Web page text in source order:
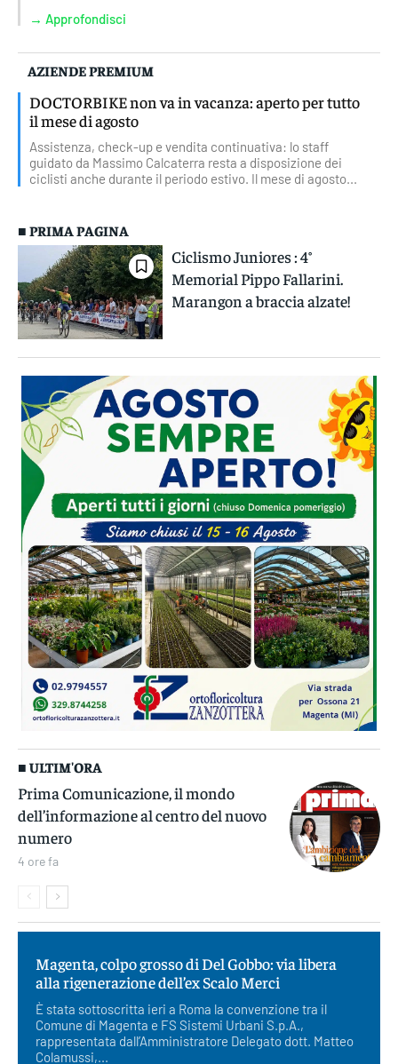
→ Approfondisci
AZIENDE PREMIUM
DOCTORBIKE non va in vacanza: aperto per tutto
il mese di agosto
Assistenza, check-up e vendita continuativa: lo staff
guidato da Massimo Calcaterra resta a disposizione dei
ciclisti anche durante il periodo estivo. Il mese di agosto...
■ PRIMA PAGINA
Ciclismo Juniores : 4°
Memorial Pippo Fallarini.
Marangon a braccia alzate!
■ ULTIM'ORA
Prima Comunicazione, il mondo
dell’informazione al centro del nuovo
numero
4 ore fa
Magenta, colpo grosso di Del Gobbo: via libera
alla rigenerazione dell’ex Scalo Merci
È stata sottoscritta ieri a Roma la convenzione tra il
Comune di Magenta e FS Sistemi Urbani S.p.A.,
rappresentata dall’Amministratore Delegato dott. Matteo
Colamussi,...